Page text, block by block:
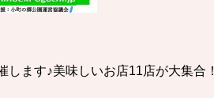
ます♪美味しいお店11店が大集合！